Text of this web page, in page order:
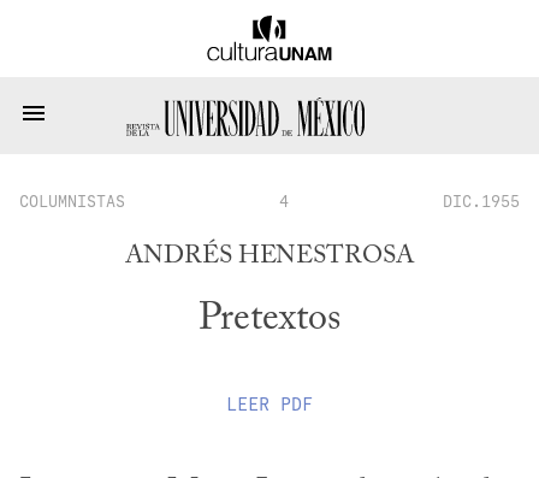
COLUMNISTAS 4 DIC.1955
ANDRÉS HENESTROSA
Pretextos
LEER PDF